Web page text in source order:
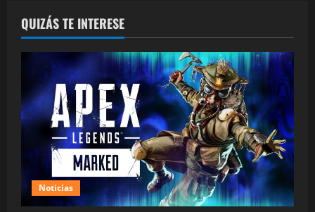
QUIZÁS TE INTERESE
Noticias